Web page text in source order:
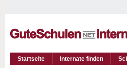
Startseite Internate finden